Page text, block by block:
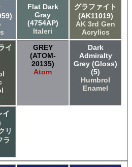
Flat Dark
Gray
(4754AP)
Italeri
グラファイト
(AK11019)
AK 3rd Gen
Acrylics
イ
GREY
(ATOM-
20135)
Atom
Dark
Admiralty
Grey (Gloss)
(5)
Humbrol
Enamel
イ
リ
ラ